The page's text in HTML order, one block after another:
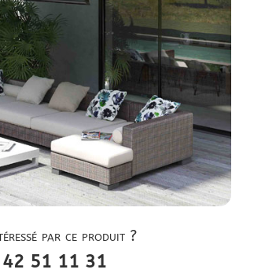
par ce produit ?
51 11 31